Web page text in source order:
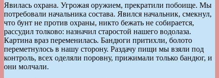
Явилась охрана. Угрожая оружием, прекратили побоище. Мы
потребовали начальника состава. Явился начальник, смекнул,
что бунт не против охраны, никто бежать не собирается,
рассудил толково: назначил старостой нашего водолаза.
Картина враз переменилась. Бандюги притихли, болото
переметнулось в нашу сторону. Раздачу пищи мы взяли под
контроль, всех оделяли поровну, прижимали только бандюг, и
они молчали.